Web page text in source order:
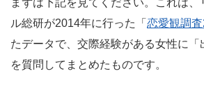
まずは下記を見てください。これは
ル総研が2014年に行った「 恋愛観調
たデータで、交際経験がある女性に「
を質問してまとめたものです。